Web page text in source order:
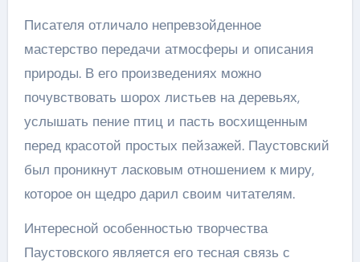
Писателя отличало непревзойденное
мастерство передачи атмосферы и описания
природы. В его произведениях можно
почувствовать шорох листьев на деревьях,
услышать пение птиц и пасть восхищенным
перед красотой простых пейзажей. Паустовский
был проникнут ласковым отношением к миру,
которое он щедро дарил своим читателям.
Интересной особенностью творчества
Паустовского является его тесная связь с